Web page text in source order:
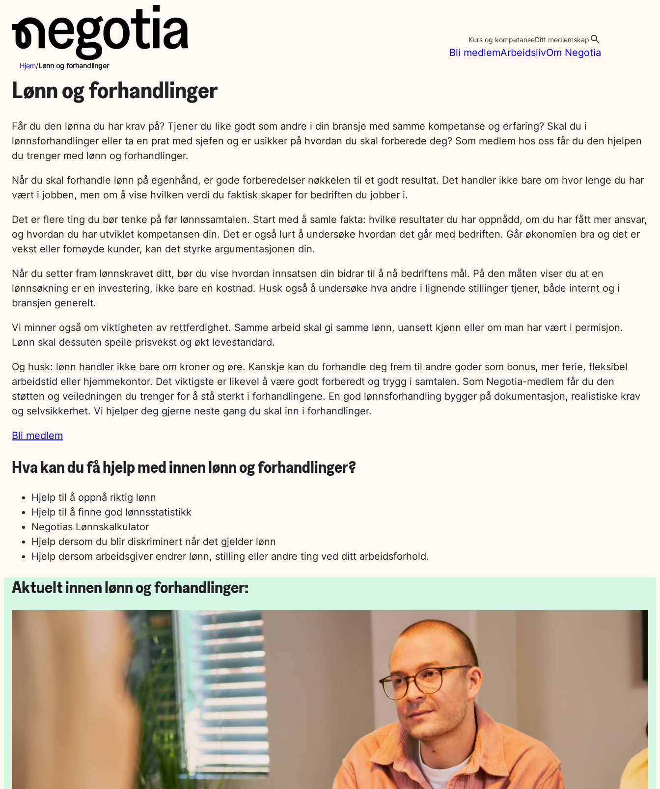
innhold
Bli medlemArbeidslivOm Negotia
Kurs og kompetanseDitt medlemskap
Hjem/Lønn og forhandlinger
Lønn og forhandlinger
Får du den lønna du har krav på? Tjener du like godt som andre i din bransje med samme kompetanse og erfaring? Skal du i
lønnsforhandlinger eller ta en prat med sjefen og er usikker på hvordan du skal forberede deg? Som medlem hos oss får du den hjelpen
du trenger med lønn og forhandlinger.
Når du skal forhandle lønn på egenhånd, er gode forberedelser nøkkelen til et godt resultat. Det handler ikke bare om hvor lenge du har
vært i jobben, men om å vise hvilken verdi du faktisk skaper for bedriften du jobber i.
Det er flere ting du bør tenke på før lønnssamtalen. Start med å samle fakta: hvilke resultater du har oppnådd, om du har fått mer ansvar,
og hvordan du har utviklet kompetansen din. Det er også lurt å undersøke hvordan det går med bedriften. Går økonomien bra og det er
vekst eller fornøyde kunder, kan det styrke argumentasjonen din.
Når du setter fram lønnskravet ditt, bør du vise hvordan innsatsen din bidrar til å nå bedriftens mål. På den måten viser du at en
lønnsøkning er en investering, ikke bare en kostnad. Husk også å undersøke hva andre i lignende stillinger tjener, både internt og i
bransjen generelt.
Vi minner også om viktigheten av rettferdighet. Samme arbeid skal gi samme lønn, uansett kjønn eller om man har vært i permisjon.
Lønn skal dessuten speile prisvekst og økt levestandard.
Og husk: lønn handler ikke bare om kroner og øre. Kanskje kan du forhandle deg frem til andre goder som bonus, mer ferie, fleksibel
arbeidstid eller hjemmekontor. Det viktigste er likevel å være godt forberedt og trygg i samtalen. Som Negotia-medlem får du den
støtten og veiledningen du trenger for å stå sterkt i forhandlingene. En god lønnsforhandling bygger på dokumentasjon, realistiske krav
og selvsikkerhet. Vi hjelper deg gjerne neste gang du skal inn i forhandlinger.
Bli medlem
Hva kan du få hjelp med innen lønn og forhandlinger?
Hjelp til å oppnå riktig lønn
Hjelp til å finne god lønnsstatistikk
Negotias Lønnskalkulator
Hjelp dersom du blir diskriminert når det gjelder lønn
Hjelp dersom arbeidsgiver endrer lønn, stilling eller andre ting ved ditt arbeidsforhold.
Aktuelt innen lønn og forhandlinger: